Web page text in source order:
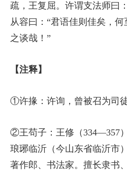
疏，王复屈。许谓支法师曰
从容曰：“君语佳则佳矣，
之谈哉！”
【注释】
①许掾：许询，曾被召为司徒
②王苟子：王修（334—357
琅琊临沂（今山东省临沂市
著作郎、书法家。擅长隶书